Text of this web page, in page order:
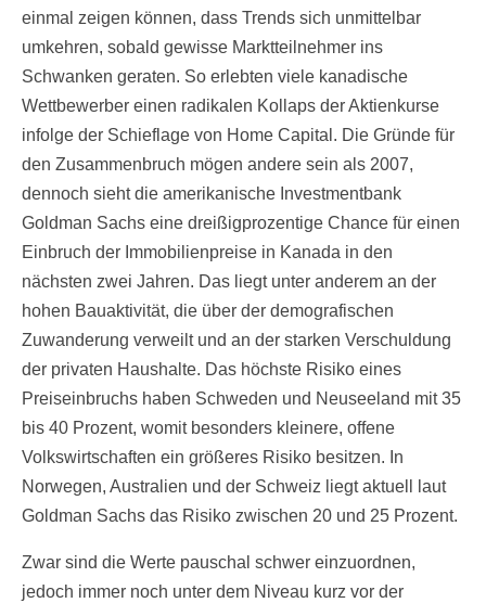
einmal zeigen können, dass Trends sich unmittelbar
umkehren, sobald gewisse Marktteilnehmer ins
Schwanken geraten. So erlebten viele kanadische
Wettbewerber einen radikalen Kollaps der Aktienkurse
infolge der Schieflage von Home Capital. Die Gründe für
den Zusammenbruch mögen andere sein als 2007,
dennoch sieht die amerikanische Investmentbank
Goldman Sachs eine dreißigprozentige Chance für einen
Einbruch der Immobilienpreise in Kanada in den
nächsten zwei Jahren. Das liegt unter anderem an der
hohen Bauaktivität, die über der demografischen
Zuwanderung verweilt und an der starken Verschuldung
der privaten Haushalte. Das höchste Risiko eines
Preiseinbruchs haben Schweden und Neuseeland mit 35
bis 40 Prozent, womit besonders kleinere, offene
Volkswirtschaften ein größeres Risiko besitzen. In
Norwegen, Australien und der Schweiz liegt aktuell laut
Goldman Sachs das Risiko zwischen 20 und 25 Prozent.
Zwar sind die Werte pauschal schwer einzuordnen,
jedoch immer noch unter dem Niveau kurz vor der